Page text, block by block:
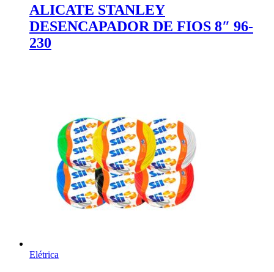
ALICATE STANLEY
DESENCAPADOR DE FIOS 8″ 96-
230
Elétrica